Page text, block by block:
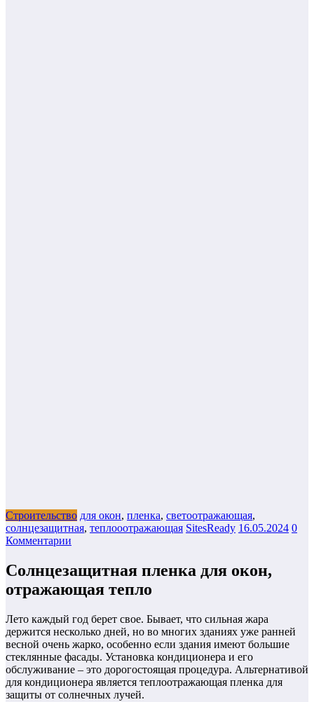
Строительство для окон, пленка, светоотражающая,
солнцезащитная, теплооотражающая SitesReady 16.05.2024 0
Комментарии
Солнцезащитная пленка для окон,
отражающая тепло
Лето каждый год берет свое. Бывает, что сильная жара
держится несколько дней, но во многих зданиях уже ранней
весной очень жарко, особенно если здания имеют большие
стеклянные фасады. Установка кондиционера и его
обслуживание – это дорогостоящая процедура. Альтернативой
для кондиционера является теплоотражающая пленка для
защиты от солнечных лучей.